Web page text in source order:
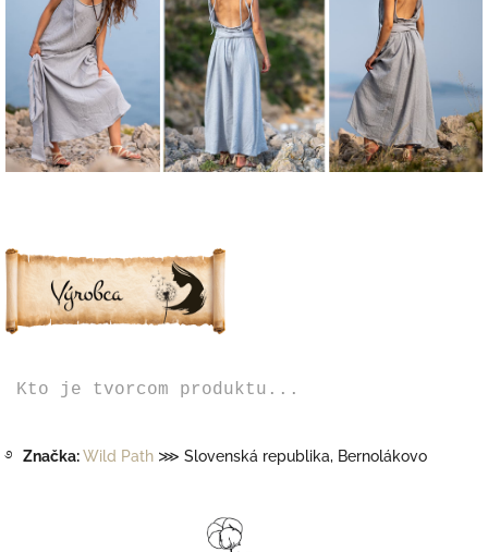
Kto je tvorcom produktu...
࿔ Značka:Wild Path ⋙ Slovenská republika, Bernolákovo